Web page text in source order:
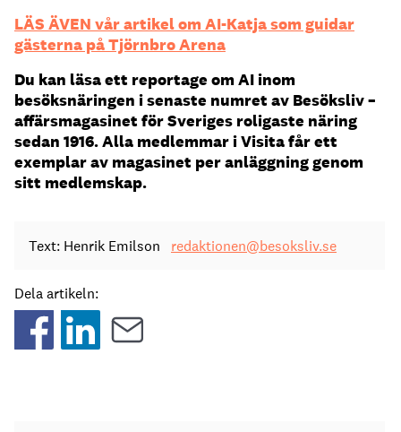
LÄS ÄVEN vår artikel om AI-Katja som guidar
gästerna på Tjörnbro Arena
Du kan läsa ett reportage om AI inom
besöksnäringen i senaste numret av Besöksliv –
affärsmagasinet för Sveriges roligaste näring
sedan 1916. Alla medlemmar i Visita får ett
exemplar av magasinet per anläggning genom
sitt medlemskap.
Text: Henrik Emilson redaktionen@besoksliv.se
Dela artikeln: